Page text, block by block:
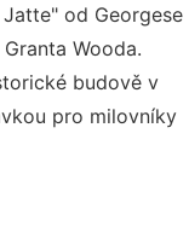
od Georgese
Wooda.
budově v
pro milovníky